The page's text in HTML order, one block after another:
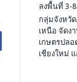
ลงพื้นที่ 3-
กลุ่มจังหวั
เหนือ จัดง
เกษตรปล
เชียงใหม่